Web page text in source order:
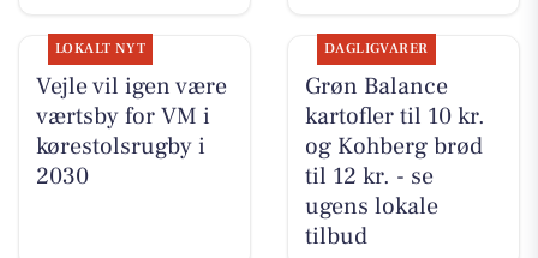
LOKALT NYT
Vejle vil igen være
værtsby for VM i
kørestolsrugby i
2030
DAGLIGVARER
Grøn Balance
kartofler til 10 kr.
og Kohberg brød
til 12 kr. - se
ugens lokale
tilbud